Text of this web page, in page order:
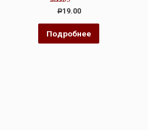
Оценка
из 5
Р19.00
Подробнее